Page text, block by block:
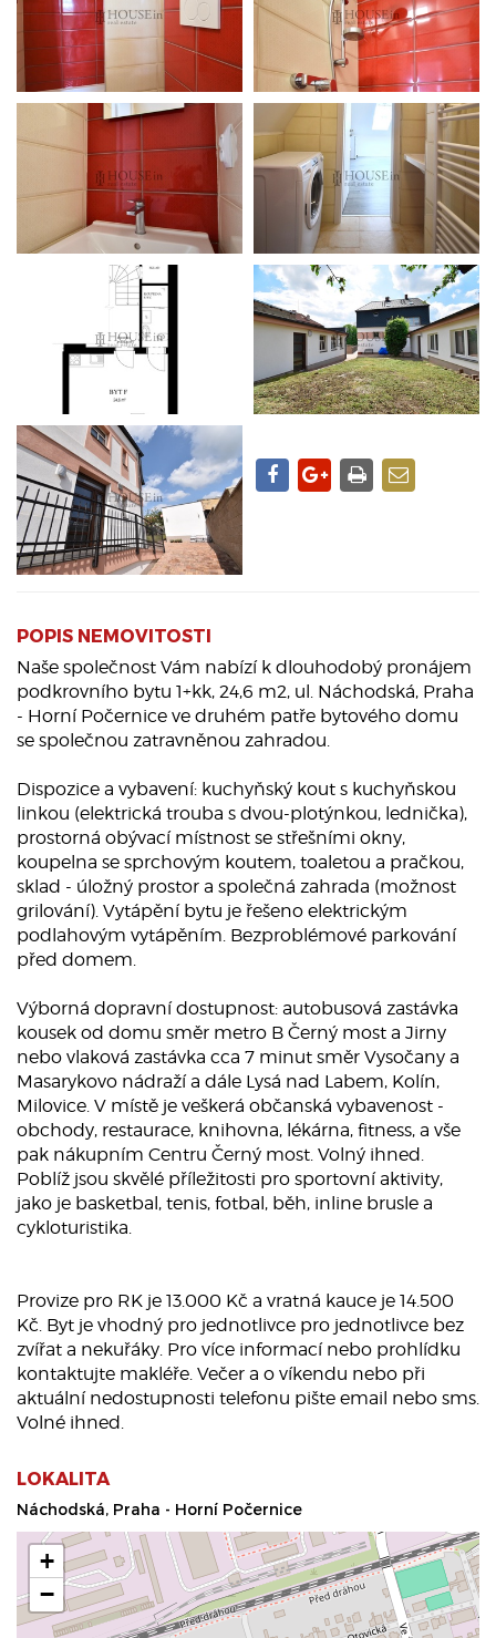
POPIS NEMOVITOSTI
Naše společnost Vám nabízí k dlouhodobý pronájem
podkrovního bytu 1+kk, 24,6 m2, ul. Náchodská, Praha
- Horní Počernice ve druhém patře bytového domu
se společnou zatravněnou zahradou.
Dispozice a vybavení: kuchyňský kout s kuchyňskou
linkou (elektrická trouba s dvou-plotýnkou, lednička),
prostorná obývací místnost se střešními okny,
koupelna se sprchovým koutem, toaletou a pračkou,
sklad - úložný prostor a společná zahrada (možnost
grilování). Vytápění bytu je řešeno elektrickým
podlahovým vytápěním. Bezproblémové parkování
před domem.
Výborná dopravní dostupnost: autobusová zastávka
kousek od domu směr metro B Černý most a Jirny
nebo vlaková zastávka cca 7 minut směr Vysočany a
Masarykovo nádraží a dále Lysá nad Labem, Kolín,
Milovice. V místě je veškerá občanská vybavenost -
obchody, restaurace, knihovna, lékárna, fitness, a vše
pak nákupním Centru Černý most. Volný ihned.
Poblíž jsou skvělé příležitosti pro sportovní aktivity,
jako je basketbal, tenis, fotbal, běh, inline brusle a
cykloturistika.
Provize pro RK je 13.000 Kč a vratná kauce je 14.500
Kč. Byt je vhodný pro jednotlivce pro jednotlivce bez
zvířat a nekuřáky. Pro více informací nebo prohlídku
kontaktujte makléře. Večer a o víkendu nebo při
aktuální nedostupnosti telefonu pište email nebo sms.
Volné ihned.
LOKALITA
Náchodská, Praha - Horní Počernice
+
−